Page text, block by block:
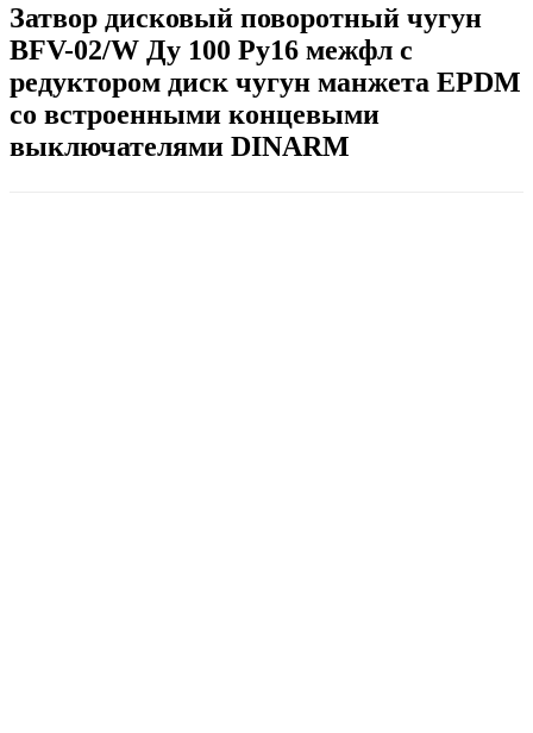
Затвор дисковый поворотный чугун
BFV-02/W Ду 100 Ру16 межфл с
редуктором диск чугун манжета EPDM
со встроенными концевыми
выключателями DINARM